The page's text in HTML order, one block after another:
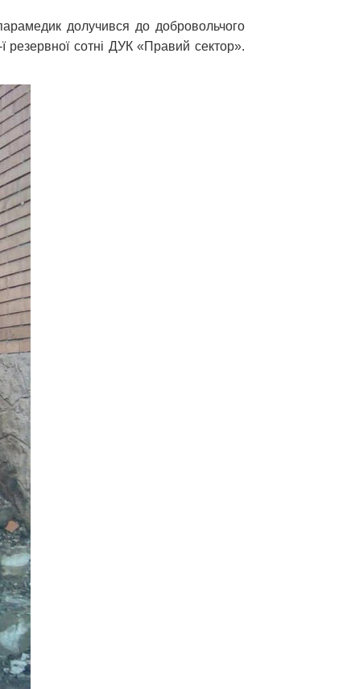
долучився до добровольчого
сотні ДУК «Правий сектор».